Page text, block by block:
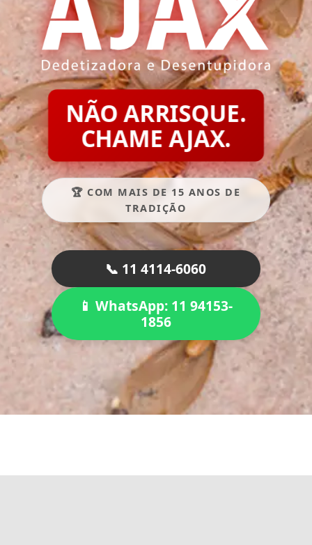
NÃO ARRISQUE.
CHAME AJAX.
🏆 COM MAIS DE 15 ANOS DE
TRADIÇÃO
📞 11 4114-6060
📱 WhatsApp: 11 94153-
1856